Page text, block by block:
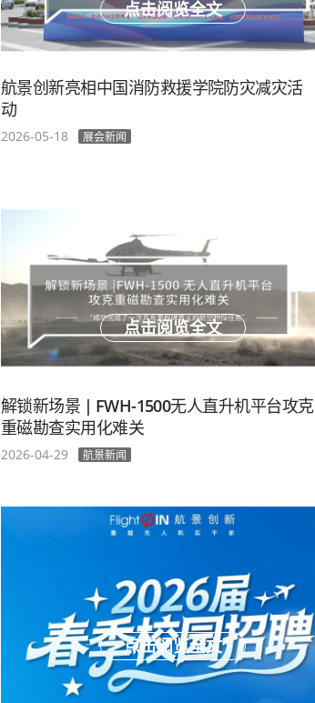
点击阅览全文
航景创新亮相中国消防救援学院防灾减灾活
动
2026-05-18 展会新闻
点击阅览全文
解锁新场景 | FWH-1500无人直升机平台攻克
重磁勘查实用化难关
2026-04-29 航景新闻
点击阅览全文